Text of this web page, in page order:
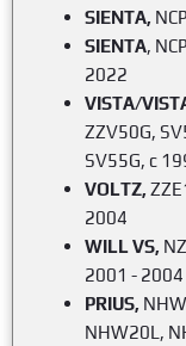
SIENTA,
SIENTA,
2022
VISTA/
ZZV50G,
SV55G, с
VOLTZ,
2004
WILL VS,
2001 - 2004
PRIUS,
NHW20L,